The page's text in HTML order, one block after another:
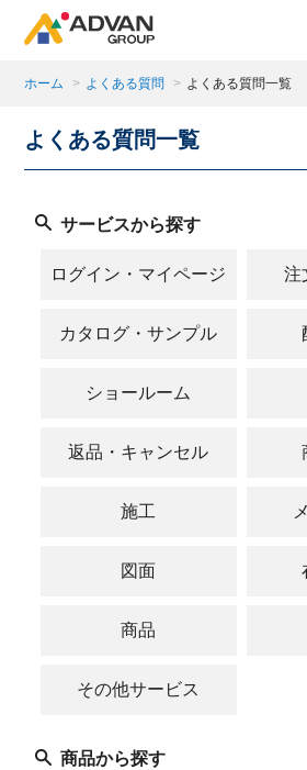
商品ページにある「お気に入り登
商品がここに表示されます。
閉じる
ホーム > よくある質問 > よくある質問一覧
よくある質問一覧
サービスから探す
ログイン・マイページ 注
カタログ・サンプル
ショールーム
返品・キャンセル
施工
図面
商品
その他サービス
商品から探す